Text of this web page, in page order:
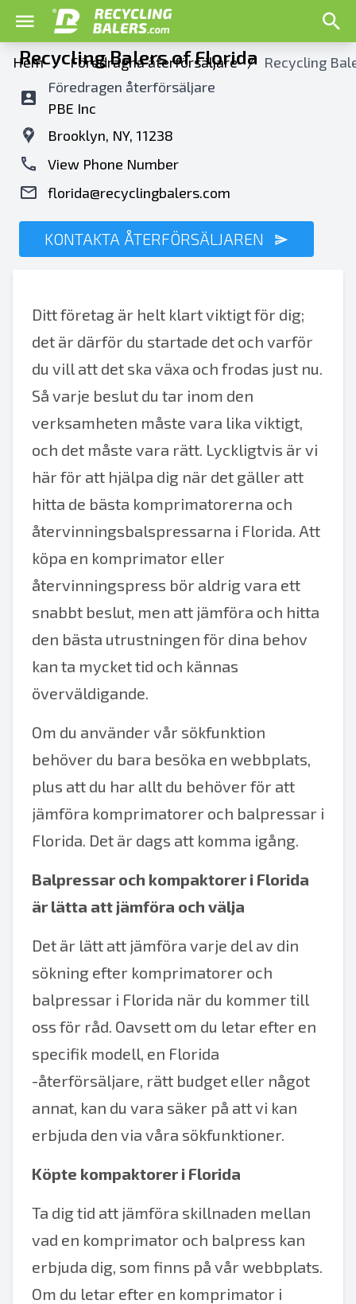
Hem / Föredragna återförsäljare / Recycling
Recycling Balers of Florida
Föredragen återförsäljare
PBE Inc
Brooklyn, NY, 11238
View Phone Number
florida@recyclingbalers.com
KONTAKTA ÅTERFÖRSÄLJAREN
Ditt företag är helt klart viktigt för dig;
det är därför du startade det och varför
du vill att det ska växa och frodas just nu.
Så varje beslut du tar inom den
verksamheten måste vara lika viktigt,
och det måste vara rätt. Lyckligtvis är vi
här för att hjälpa dig när det gäller att
hitta de bästa komprimatorerna och
återvinningsbalspressarna i Florida. Att
köpa en komprimator eller
återvinningspress bör aldrig vara ett
snabbt beslut, men att jämföra och hitta
den bästa utrustningen för dina behov
kan ta mycket tid och kännas
överväldigande.
Om du använder vår sökfunktion
behöver du bara besöka en webbplats,
plus att du har allt du behöver för att
jämföra komprimatorer och balpressar i
Florida. Det är dags att komma igång.
Balpressar och kompaktorer i Florida
är lätta att jämföra och välja
Det är lätt att jämföra varje del av din
sökning efter komprimatorer och
balpressar i Florida när du kommer till
oss för råd. Oavsett om du letar efter en
specifik modell, en Florida
-återförsäljare, rätt budget eller något
annat, kan du vara säker på att vi kan
erbjuda den via våra sökfunktioner.
Köpte kompaktorer i Florida
Ta dig tid att jämföra skillnaden mellan
vad en komprimator och balpress kan
erbjuda dig, som finns på vår webbplats.
Om du letar efter en komprimator i